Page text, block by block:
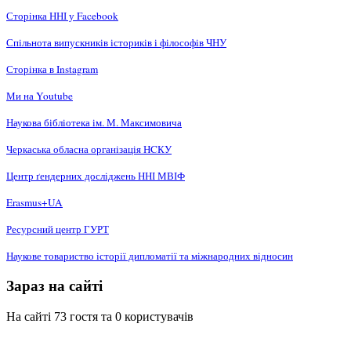
Сторінка ННІ у Facebook
Спільнота випускників істориків і філософів ЧНУ
Сторінка в Instagram
Ми на Youtube
Наукова бібліотека ім. М. Максимовича
Черкаська обласна організація НCКУ
Центр ґендерних досліджень ННІ МВІФ
Erasmus+UA
Ресурсний центр ГУРТ
Наукове товариство історії дипломатії та міжнародних відносин
Зараз на сайті
На сайті 73 гостя та 0 користувачів